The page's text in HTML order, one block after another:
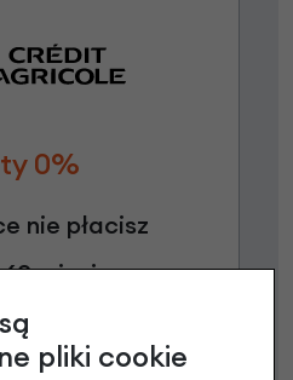
0%
nie płacisz
miesięcy
szczegóły
pliki cookie